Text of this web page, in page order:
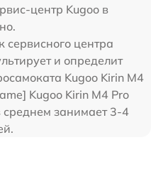
центр Kugoo в
сервисного центра
и определит
Kugoo Kirin M4
Kugoo Kirin M4 Pro
среднем занимает 3-4